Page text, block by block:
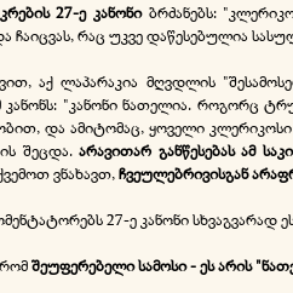
27-ე კანონი ბრძანებს:
ჩაიცვას, რაც უკვე დაწესებულია
აქ ლაპარაკია მღვდლის
კანონს: "კანონი ნათელია. როგორც
და ამიტომაც, ყოველი კლერიკოსი
შეცდა. არავითარ განწესებას ამ
ვნახავთ,ჩვეულებრივისგან
27-ე კანონი სხვაგვარად
შეუფერებელი სამოსი -ეს არის